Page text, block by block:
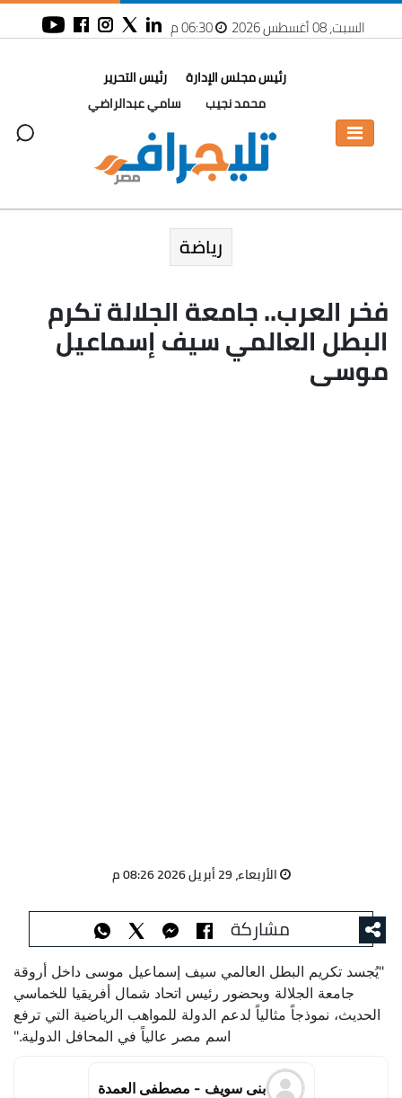
السبت، 08 أغسطس 2026 06:30 م
رئيس مجلس الإدارة
محمد نجيب
رئيس التحرير
سامي عبدالراضي
رياضة
فخر العرب.. جامعة الجلالة تكرم
البطل العالمي سيف إسماعيل
موسى
الأربعاء، 29 أبريل 2026 08:26 م
مشاركة
"يُجسد تكريم البطل العالمي سيف إسماعيل موسى داخل أروقة
جامعة الجلالة وبحضور رئيس اتحاد شمال أفريقيا للخماسي
الحديث، نموذجاً مثالياً لدعم الدولة للمواهب الرياضية التي ترفع
اسم مصر عالياً في المحافل الدولية."
بنى سويف - مصطفى العمدة